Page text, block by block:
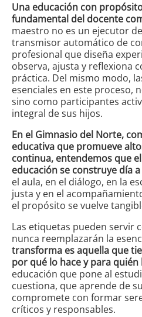
Una educación con
fundamental del docente
maestro no es un ejecutor
transmisor automático de
profesional que diseña
observa, ajusta y reflexiona
práctica. Del mismo modo,
esenciales en este proceso,
sino como participantes
integral de sus hijos.
En el Gimnasio del Norte,
educativa que promueve
continua, entendemos que
educación se construye día
el aula, en el diálogo, en la
justa y en el
el propósito se vuelve
Las etiquetas pueden servir
nunca reemplazarán la
transforma es aquella que
por qué lo hace y para quién
educación que pone al
cuestiona, que aprende de
compromete con formar
críticos y responsables.